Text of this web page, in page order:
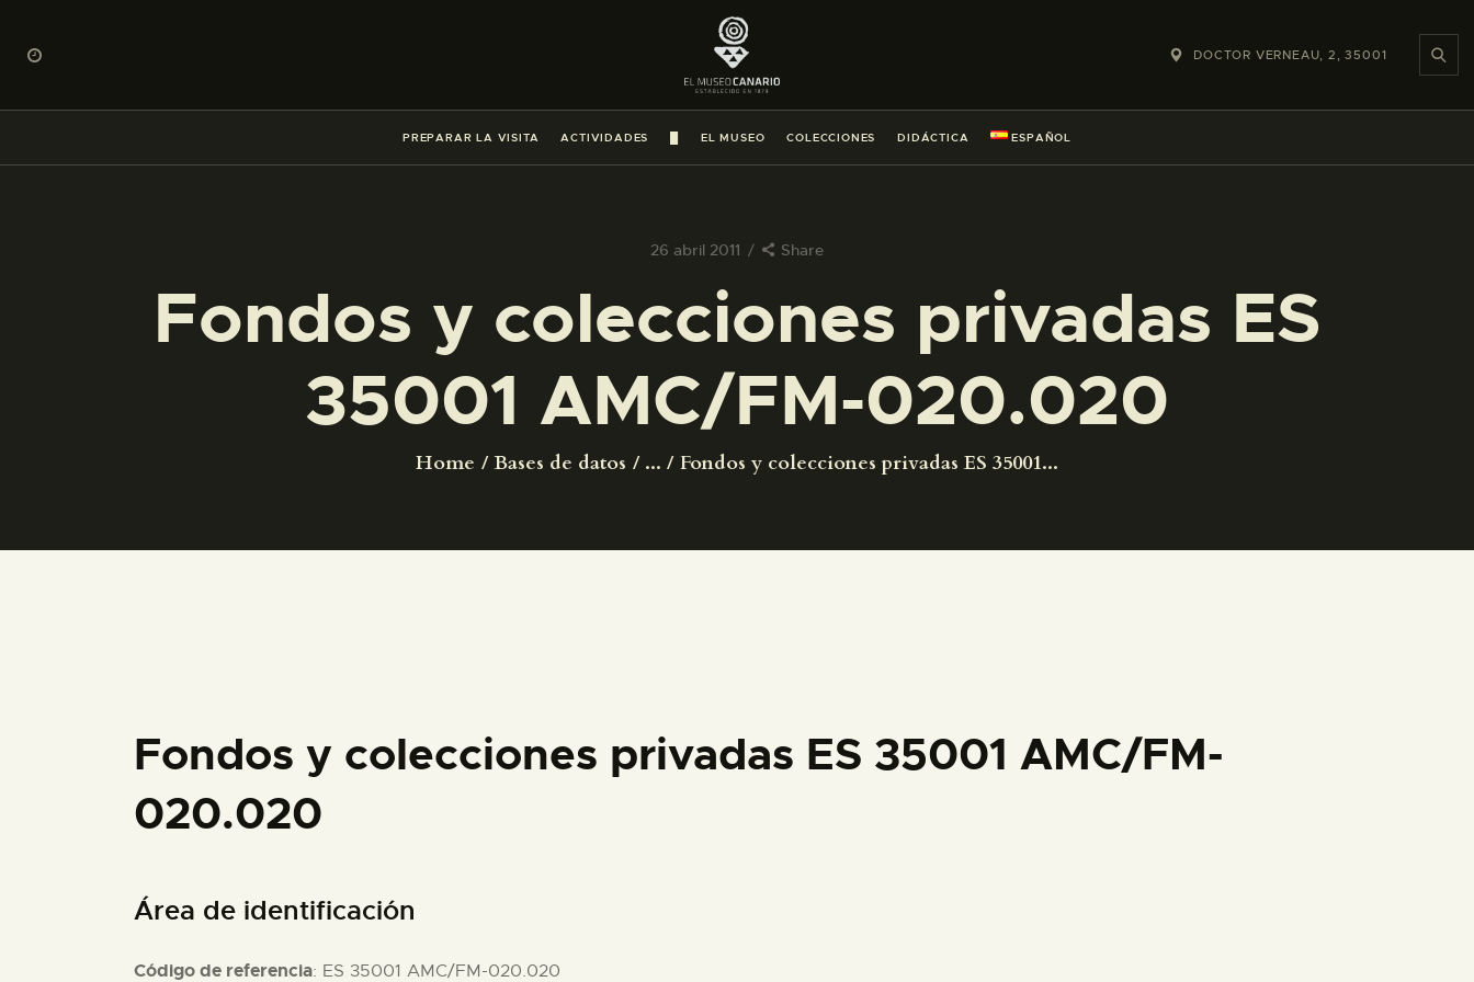
DOCTOR VERNEAU, 2, 35001
PREPARAR LA VISITA ACTIVIDADES EL MUSEO COLECCIONES DIDÁCTICA ESPAÑOL
26 abril 2011 Share
Fondos y colecciones privadas ES
35001 AMC/FM-020.020
Home Bases de datos ... Fondos y colecciones privadas ES 35001...
PREPARAR LA VISITA
ACTIVIDADES
█
COLECCIONES
DIDÁCTICA
ESPAÑOL
Fondos y colecciones privadas ES 35001 AMC/FM-
020.020
Área de identificación
Código de referencia: ES 35001 AMC/FM-020.020